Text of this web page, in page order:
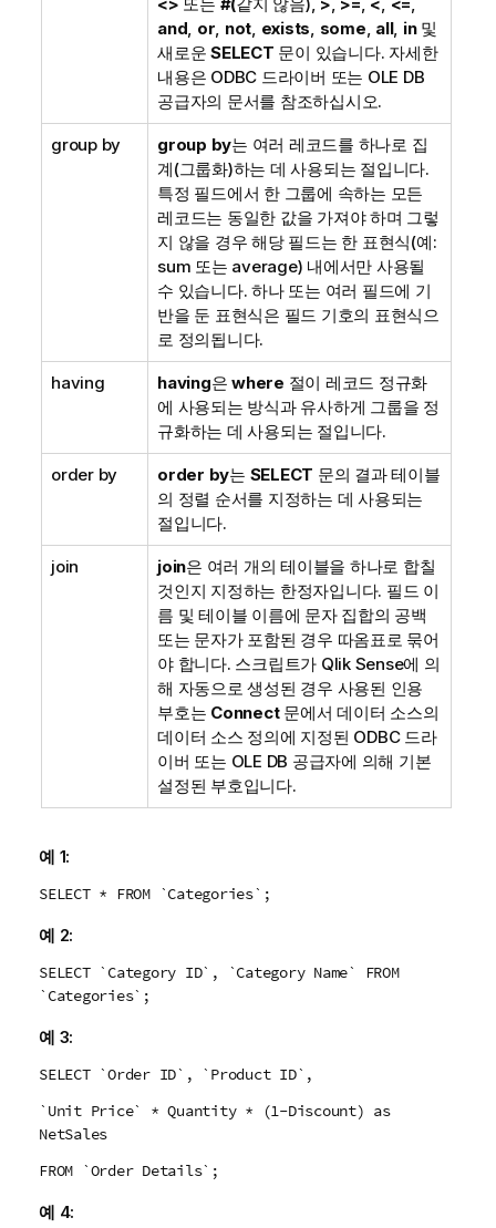
<> 또는 #(같지 않음), >, >=, <, <=,
and, or, not, exists, some, all, in및
새로운 SELECT 문이 있습니다. 자세한
내용은 ODBC 드라이버 또는 OLE DB
공급자의 문서를 참조하십시오.
group by group by는 여러 레코드를 하나로 집
계(그룹화)하는 데 사용되는 절입니다.
특정 필드에서 한 그룹에 속하는 모든
레코드는 동일한 값을 가져야 하며 그렇
지 않을 경우 해당 필드는 한 표현식(예:
sum 또는 average) 내에서만 사용될
수 있습니다. 하나 또는 여러 필드에 기
반을 둔 표현식은 필드 기호의 표현식으
로 정의됩니다.
having having은 where 절이 레코드 정규화
에 사용되는 방식과 유사하게 그룹을 정
규화하는 데 사용되는 절입니다.
order by order by는 SELECT 문의 결과 테이블
의 정렬 순서를 지정하는 데 사용되는
절입니다.
join join은 여러 개의 테이블을 하나로 합칠
것인지 지정하는 한정자입니다. 필드 이
름 및 테이블 이름에 문자 집합의 공백
또는 문자가 포함된 경우 따옴표로 묶어
야 합니다. 스크립트가 Qlik Sense에 의
해 자동으로 생성된 경우 사용된 인용
부호는 Connect문에서 데이터 소스의
데이터 소스 정의에 지정된 ODBC드라
이버 또는 OLE DB 공급자에 의해 기본
설정된 부호입니다.
예 1:
SELECT * FROM `Categories`;
예 2:
SELECT `Category ID`, `Category Name` FROM
`Categories`;
예 3:
SELECT `Order ID`, `Product ID`,
`Unit Price` * Quantity * (1-Discount) as
NetSales
FROM `Order Details`;
예 4: